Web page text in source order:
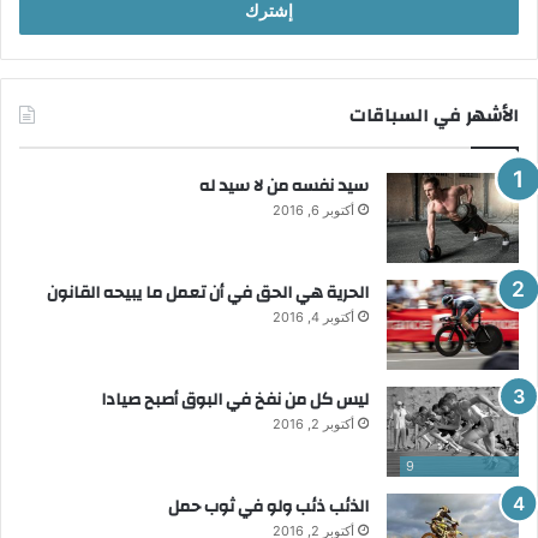
الأشهر في السباقات
سيد نفسه من لا سيد له
أكتوبر 6, 2016
الحرية هي الحق في أن تعمل ما يبيحه القانون
أكتوبر 4, 2016
9
ليس كل من نفخ في البوق أصبح صيادا
أكتوبر 2, 2016
الذئب ذئب ولو في ثوب حمل
أكتوبر 2, 2016